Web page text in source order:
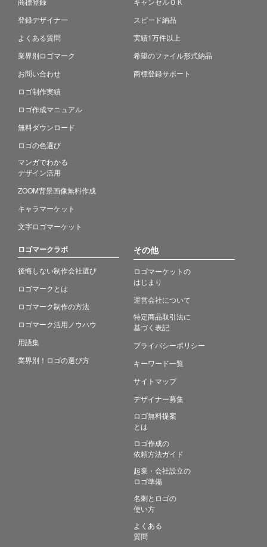
登録デザイナー
よくある質問
業界別ロゴマーク
お問い合わせ
ロゴ制作実績
ロゴ作成マニュアル
無料ダウンロード
ロゴの色選び
マンガでわかる
デザイン活用
ZOOM背景画像無料作成
キャラマーケット
文字ロゴマーケット
スピード納品
実績1万件以上
希望のファイル形式納品
商標登録サポート
ロゴマークラボ
後悔しない制作会社選び
ロゴマークとは
ロゴマーク制作の方法
ロゴマーク活用ノウハウ
用語集
業界別！ロゴの選び方
その他
ロゴマーケットの
はじまり
運営会社について
特定商品取引法に
基づく表記
プライバシーポリシー
キーワード一覧
サイトマップ
デザイナー募集
ロゴ無料提案
とは
ロゴ作成の
依頼方法ガイド
起業・会社設立の
ロゴ準備
名刺とロゴの
使い方
よくある
質問